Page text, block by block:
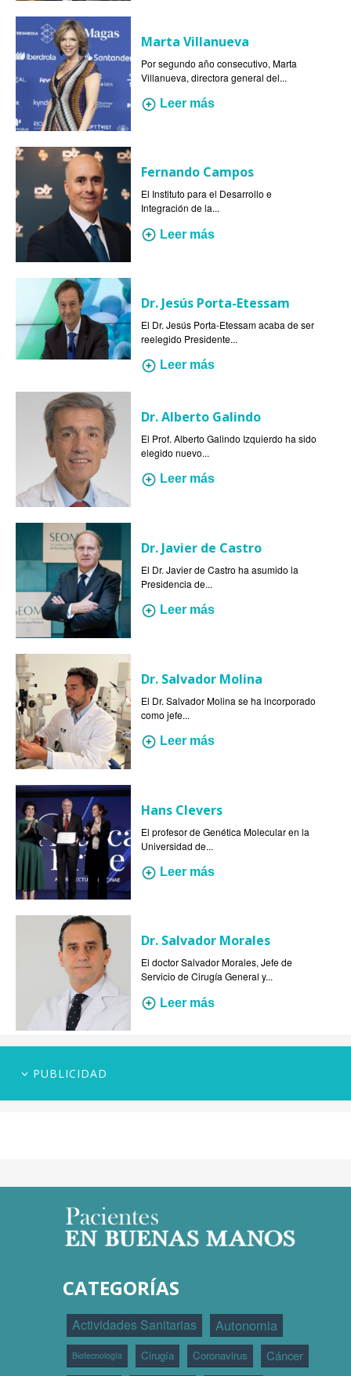
Marta Villanueva
Por segundo año consecutivo, Marta
Villanueva, directora general del...
Leer más
Fernando Campos
El Instituto para el Desarrollo e
Integración de la...
Leer más
Dr. Jesús Porta-Etessam
El Dr. Jesús Porta-Etessam acaba de ser
reelegido Presidente...
Leer más
Dr. Alberto Galindo
El Prof. Alberto Galindo Izquierdo ha sido
elegido nuevo...
Leer más
Dr. Javier de Castro
El Dr. Javier de Castro ha asumido la
Presidencia de...
Leer más
Dr. Salvador Molina
El Dr. Salvador Molina se ha incorporado
como jefe...
Leer más
Hans Clevers
El profesor de Genética Molecular en la
Universidad de...
Leer más
Dr. Salvador Morales
El doctor Salvador Morales, Jefe de
Servicio de Cirugía General y...
Leer más
PUBLICIDAD
CATEGORÍAS
Actividades Sanitarias Autonomia
Biotecnología Cirugía Coronavirus Cáncer